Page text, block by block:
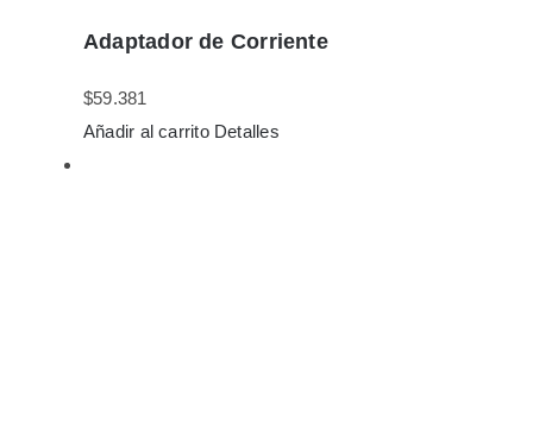
Adaptador de Corriente
$59.381
Añadir al carrito Detalles